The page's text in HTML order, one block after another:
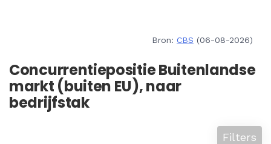
Bron: CBS (06-08-2026)
Concurrentiepositie Buitenlandse
markt (buiten EU), naar
bedrijfstak
Filters